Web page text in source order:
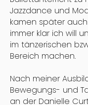
Jazzdance und
kamen später
immer klar ich will
im tänzerischen
Bereich machen.
Nach meiner
Bewegungs- und
an der Danielle